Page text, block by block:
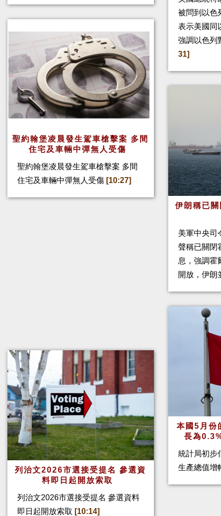
聖約翰堡凌晨發生駕車槍擊案 多間
住宅及車輛中彈無人受傷
聖約翰堡凌晨發生駕車槍擊案 多間
住宅及車輛中彈無人受傷 [10:27]
列治文2026市選接受提名 參選資
料即日起開放索取
列治文2026市選接受提名 參選資料
即日起開放索取 [10:14]
被問到以色
表示美國同
強調以色列
31]
伊朗稱已
美軍中央司
聲稱已關閉
息，強調霍
開放，伊
本國5月份
長為
統計局初步
生產總值增